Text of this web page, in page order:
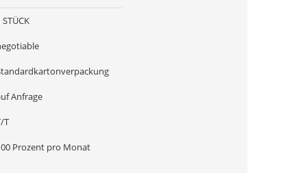
STÜCK
Anfrage
T
Prozent pro Monat